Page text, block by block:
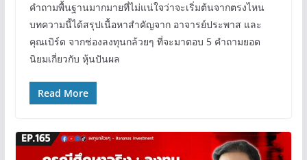
คำถามพื้นฐานมากมายที่ไม่แน่ใจว่าจะเริ่มต้นจากตรงไหน
บทความนี้ได้สรุปเนื้อหาสำคัญจาก อาจารย์ประพาส และ
คุณเบิร์ด จากช่องลงทุนกล้วยๆ ที่จะมาตอบ 5 คำถามยอด
นิยมเกี่ยวกับ หุ้นปันผล
Read More